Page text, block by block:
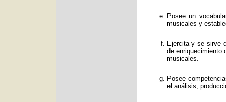
Posee un
musicales y
Ejercita y se sirve
de enriquecimiento
musicales.
Posee
el análisis,